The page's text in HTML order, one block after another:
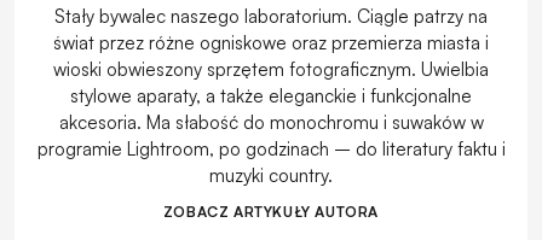
Stały bywalec naszego laboratorium. Ciągle patrzy na
świat przez różne ogniskowe oraz przemierza miasta i
wioski obwieszony sprzętem fotograficznym. Uwielbia
stylowe aparaty, a także eleganckie i funkcjonalne
akcesoria. Ma słabość do monochromu i suwaków w
programie Lightroom, po godzinach – do literatury faktu i
muzyki country.
ZOBACZ ARTYKUŁY AUTORA